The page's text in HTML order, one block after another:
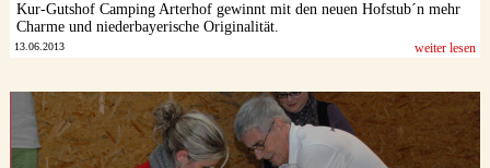
Kur-Gutshof Camping Arterhof gewinnt mit den neuen Hofstub´n mehr
Charme und niederbayerische Originalität.
13.06.2013 weiter lesen